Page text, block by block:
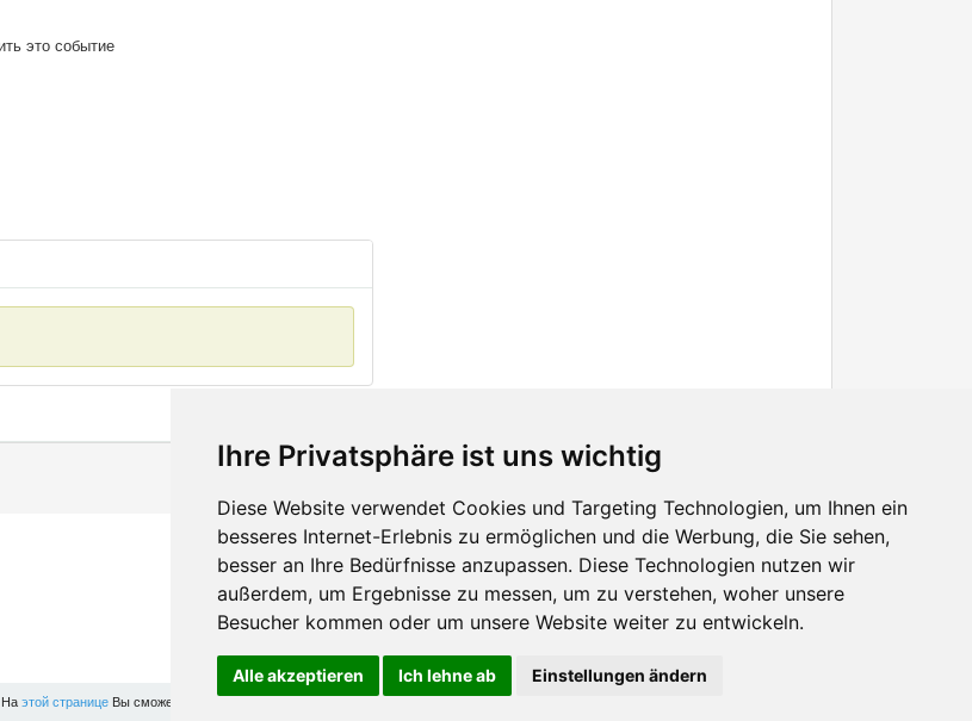
Ihre Privatsphäre ist uns wichtig
Diese Website verwendet Cookies und Targeting Technologien, um Ihnen ein
besseres Internet-Erlebnis zu ermöglichen und die Werbung, die Sie sehen,
besser an Ihre Bedürfnisse anzupassen. Diese Technologien nutzen wir
außerdem, um Ergebnisse zu messen, um zu verstehen, woher unsere
Besucher kommen oder um unsere Website weiter zu entwickeln.
Alle akzeptieren Ich lehne ab Einstellungen ändern
Наэтой странице Вы сможете узнать подробности и, при желании, отключить использование cookies. Продолжая пользоваться сайтом, Вы подтверждаете
это событие
Контакты
Оставить отзыв
Сообщить об ошибке
Facebook
Twitter
YouTube